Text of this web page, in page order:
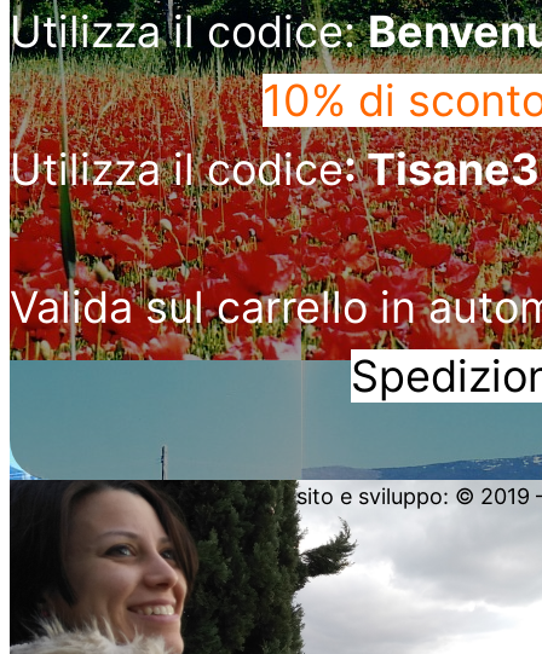
Utilizza il codice:
10% di
Utilizza il codice:
Valida sul carrello in
sito e sviluppo: © 2019